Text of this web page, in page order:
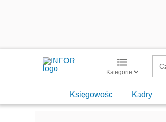
Kategorie
Księgowość Kadry